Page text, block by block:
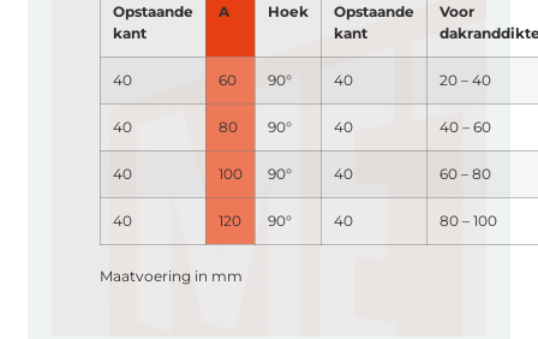
Opstaande
kant
A Hoek
Opstaande
kant
Voor
40 60 90° 40 20 – 40
40 80 90° 40 40 – 60
40 100 90° 40 60 – 80
40 120 90° 40 80 – 100
Maatvoering in mm